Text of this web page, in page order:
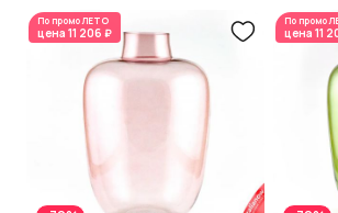
По промоЛЕТО
цена 11 206 ₽
По промо
цена 11